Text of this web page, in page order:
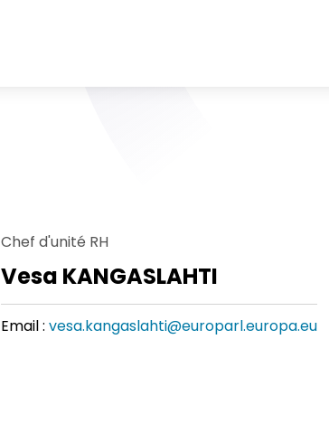
Chef d'unité RH
Vesa KANGASLAHTI
Email : vesa.kangaslahti@europarl.europa.eu